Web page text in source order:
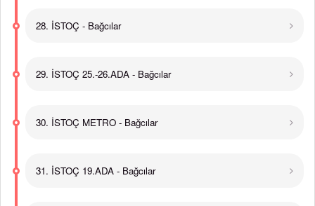
28. İSTOÇ - Bağcılar
29. İSTOÇ 25.-26.ADA - Bağcılar
30. İSTOÇ METRO - Bağcılar
31. İSTOÇ 19.ADA - Bağcılar